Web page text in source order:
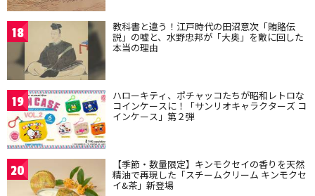
18 教科書と違う！江戸時代の田沼意次「賄賂伝
説」の嘘と、水野忠邦が「大奥」を敵に回した
本当の理由
19 ハローキティ、ポチャッコたちが昭和レトロな
コインケースに！「サンリオキャラクターズ コ
インケース」第２弾
20 【季節・数量限定】キンモクセイの香りを天然
精油で再現した「スチームクリーム キンモクセ
イ&茶」新登場